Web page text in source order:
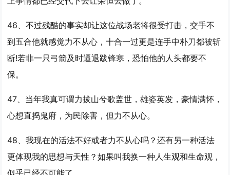
46、不过残酷的事实却让这位战场老将很受打击，交手不
到五合他就感觉力不从心 ，十合一过更是连手中朴刀都被斩
断!若非一只弓箭及时逼退跋锋寒，恐怕他的人头都要不
保。
47、当年我真可谓力拔山兮歌盖世，雄姿英发，豪情满怀，
心想直捣鬼府，为民除害，但力不从心。
48、我现在的活法不好或者力不从心吗？还有另一种活法
更体现我的思想与天性？如果叫我换一种人生观和生命观，
似乎已经不可能了。